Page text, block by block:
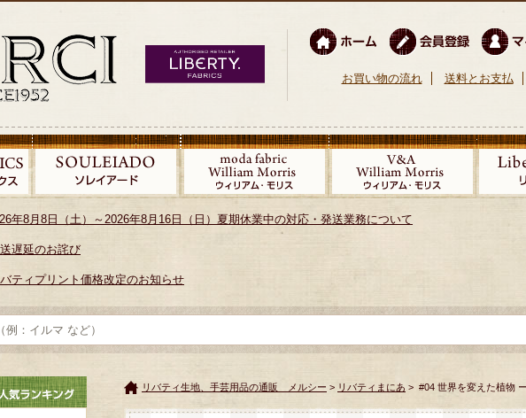
お買い物の流れ 送料とお支払
年8月8日（土）～2026年8月16日（日）夏期休業中の対応・発送業務について
遅延のお詫び
バティプリント価格改定のお知らせ
リバティ生地、手芸用品の通販 メルシー > リバティまにあ > #04 世界を変えた植物